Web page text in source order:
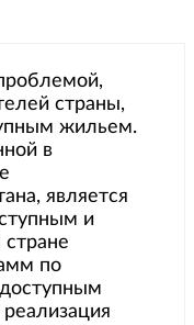
страны,
жильем.
в
является
и
по